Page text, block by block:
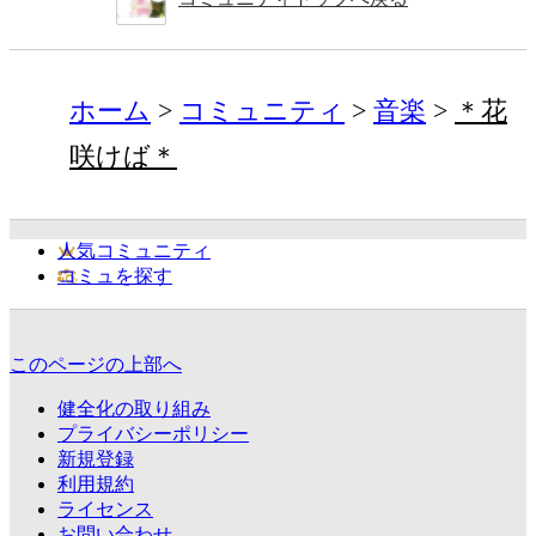
ホーム コミュニティ 音楽
＊花
咲けば＊
人気コミュニティ
コミュを探す
このページの上部へ
健全化の取り組み
プライバシーポリシー
新規登録
利用規約
ライセンス